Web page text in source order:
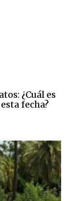
¿Cuál es
fecha?